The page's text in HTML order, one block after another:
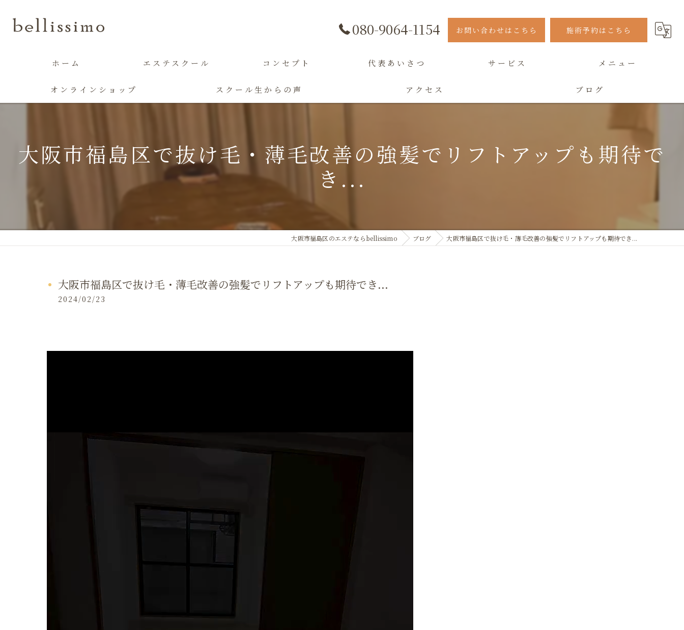
080-9064-1154 お問い合わせはこちら 施術予約はこちら
ホーム エステスクール コンセプト 代表あいさつ サービス メニュー
オンラインショップ スクール生からの声 アクセス ブログ
大阪市福島区で抜け毛・薄毛改善の強髪でリフトアップも期待で
き...
大阪市福島区のエステならbellissimo ブログ 大阪市福島区で抜け毛・薄毛改善の強髪でリフトアップも期待でき...
大阪市福島区で抜け毛・薄毛改善の強髪でリフトアップも期待でき...
2024/02/23